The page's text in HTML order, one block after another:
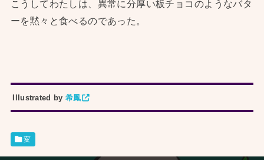
こうしてわたしは、異常に分厚い板チョコのようなバタ
ーを黙々と食べるのであった。
Illustrated by 希鳳
変